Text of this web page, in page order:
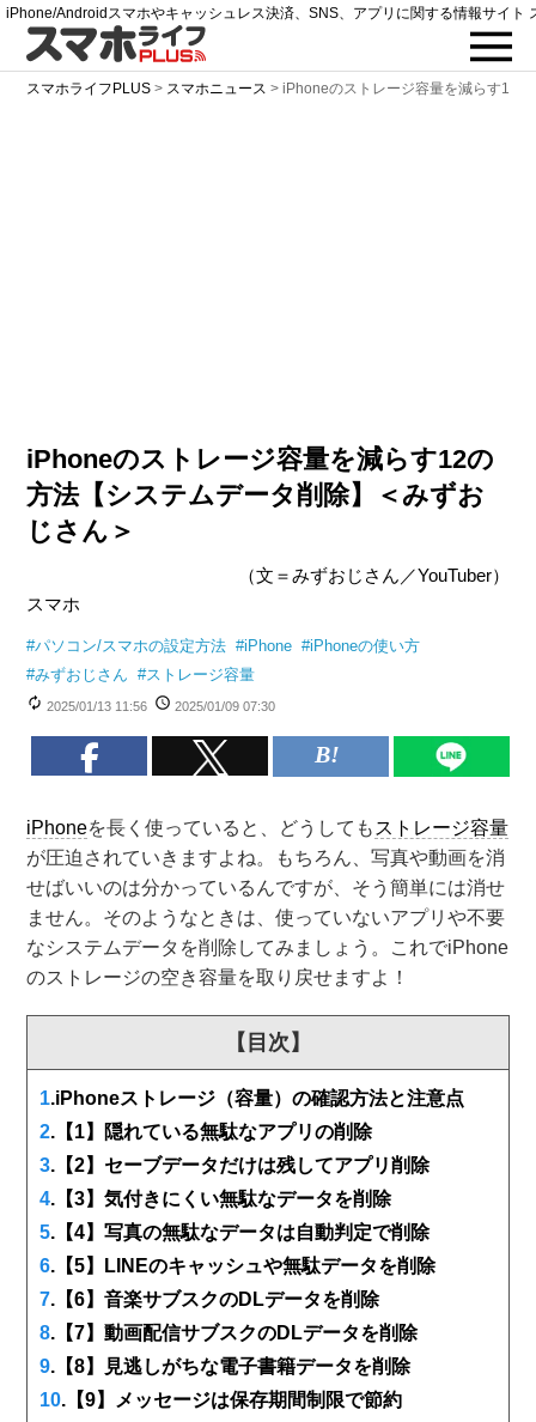
iPhone/Androidスマホやキャッシュレス決済、SNS、アプリに関する情報サイト
スマホライフPLUS > スマホニュース >iPhoneのストレージ容量を減らす
iPhoneのストレージ容量を減らす12の
方法【システムデータ削除】＜みずお
じさん＞
（文＝みずおじさん／YouTuber）
スマホ
#パソコン/スマホの設定方法 #iPhone #iPhoneの使い方
#みずおじさん #ストレージ容量
2025/01/13 11:56 2025/01/09 07:30
iPhoneを長く使っていると、どうしても ストレージ容量
が圧迫されていきますよね。もちろん、写真や動画を消
せばいいのは分かっているんですが、そう簡単には消せ
ません。そのようなときは、使っていないアプリや不要
なシステムデータを削除してみましょう。これでiPhone
のストレージの空き容量を取り戻せますよ！
【目次】
1.iPhoneストレージ（容量）の確認方法と注意点
2.【1】隠れている無駄なアプリの削除
3.【2】セーブデータだけは残してアプリ削除
4.【3】気付きにくい無駄なデータを削除
5.【4】写真の無駄なデータは自動判定で削除
6.【5】LINEのキャッシュや無駄データを削除
7.【6】音楽サブスクのDLデータを削除
8.【7】動画配信サブスクのDLデータを削除
9.【8】見逃しがちな電子書籍データを削除
10.【9】メッセージは保存期間制限で節約